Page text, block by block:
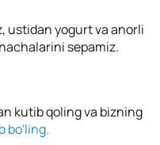
ustidan yogurt va anorli
sepamiz.
kutib qoling va bizning
bo'ling.